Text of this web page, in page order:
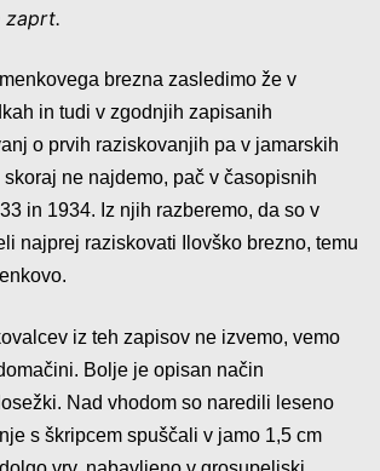
zaprt.
brezna zasledimo že v
in tudi v zgodnjih zapisanih
o prvih raziskovanjih pa v jamarskih
ne najdemo, pač v časopisnih
in 1934. Iz njih razberemo, da so v
najprej raziskovati Ilovško brezno, temu
iz teh zapisov ne izvemo, vemo
Bolje je opisan način
Nad vhodom so naredili leseno
s škripcem spuščali v jamo 1,5 cm